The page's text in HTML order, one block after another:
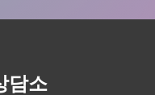
담소